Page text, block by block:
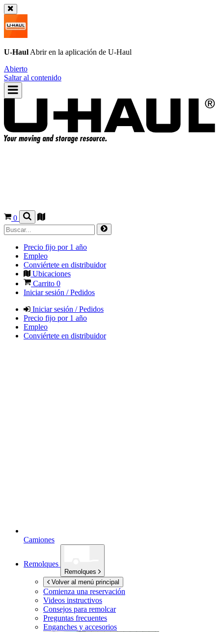
U-Haul Abrir en la aplicación de U-Haul
Abierto
Saltar al contenido
0
Precio fijo por 1 año
Empleo
Conviértete en distribuidor
Ubicaciones
Carrito 0
Iniciar sesión / Pedidos
Iniciar sesión / Pedidos
Precio fijo por 1 año
Empleo
Conviértete en distribuidor
Camiones
Remolques
Remolques
Volver al menú principal
Comienza una reservación
Videos instructivos
Consejos para remolcar
Preguntas frecuentes
Enganches y accesorios